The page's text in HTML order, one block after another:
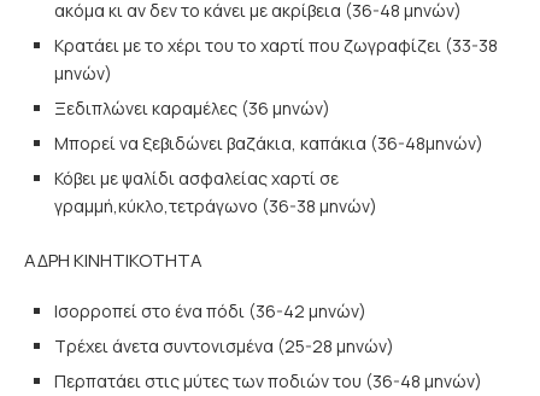
ακόμα κι αν δεν το κάνει με ακρίβεια (36-48 μηνών)
Κρατάει με το χέρι του το χαρτί που ζωγραφίζει (33-38
μηνών)
Ξεδιπλώνει καραμέλες (36 μηνών)
Μπορεί να ξεβιδώνει βαζάκια, καπάκια (36-48μηνών)
Κόβει με ψαλίδι ασφαλείας χαρτί σε
γραμμή,κύκλο,τετράγωνο (36-38 μηνών)
ΑΔΡΗ ΚΙΝΗΤΙΚΟΤΗΤΑ
Ισορροπεί στο ένα πόδι (36-42 μηνών)
Τρέχει άνετα συντονισμένα (25-28 μηνών)
Περπατάει στις μύτες των ποδιών του (36-48 μηνών)